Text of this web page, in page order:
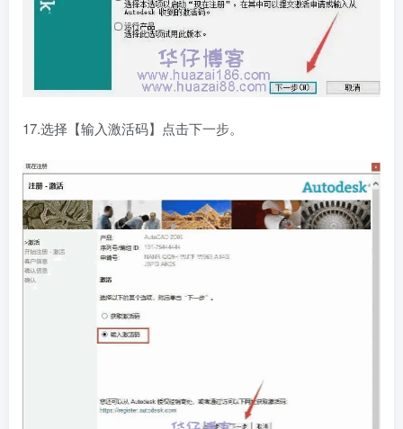
17.选择【输入激活码】点击下一步。